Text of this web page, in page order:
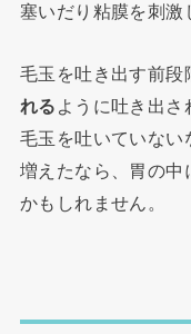
塞いだり粘膜を刺激
毛玉を吐き出す前段
れる ように吐き出さ
毛玉を吐いていない
増えたなら、胃の中
かもしれません。